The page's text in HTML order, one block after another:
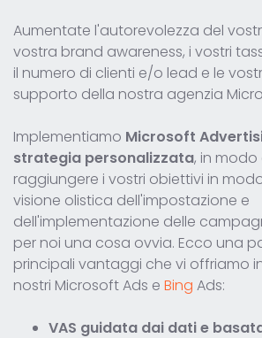
Aumentate l'autorevolezza del
vostra brand awareness, i vostri
il numero di clienti e/o lead e le
supporto della nostra agenzia
Implementiamo Microsoft
strategia personalizzata, in
raggiungere i vostri obiettivi in
visione olistica dell'impostazione e
dell'implementazione delle
per noi una cosa ovvia. Ecco una
principali vantaggi che vi offriamo
nostri Microsoft Ads e Bing Ads:
VAS guidata dai dati e